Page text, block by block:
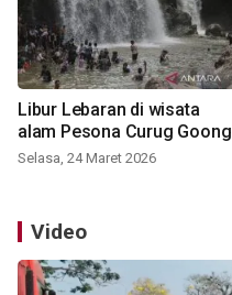
Libur Lebaran di wisata
alam Pesona Curug Goong
Selasa, 24 Maret 2026
Video